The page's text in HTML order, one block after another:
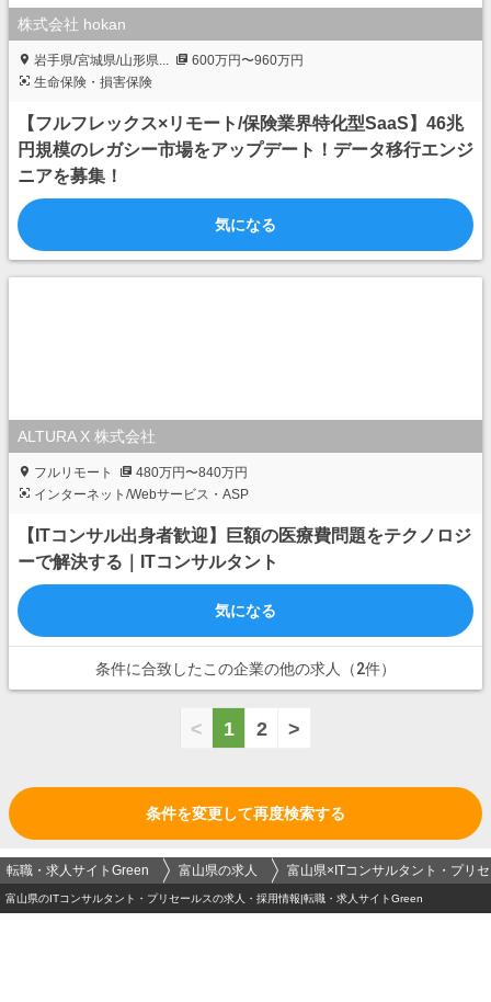
株式会社 hokan
岩手県/宮城県/山形県...
600万円〜960万円
生命保険・損害保険
【フルフレックス×リモート/保険業界特化型SaaS】46兆
円規模のレガシー市場をアップデート！データ移行エンジ
ニアを募集！
気になる
ALTURA X 株式会社
フルリモート
480万円〜840万円
インターネット/Webサービス・ASP
【ITコンサル出身者歓迎】巨額の医療費問題をテクノロジ
ーで解決する｜ITコンサルタント
気になる
条件に合致したこの企業の他の求人（2件）
< 1 2 >
条件を変更して再度検索する
転職・求人サイトGreen 富山県の求人 富山県×ITコンサルタント・プリ
富山県のITコンサルタント・プリセールスの求人・採用情報|転職・求人サイトGreen